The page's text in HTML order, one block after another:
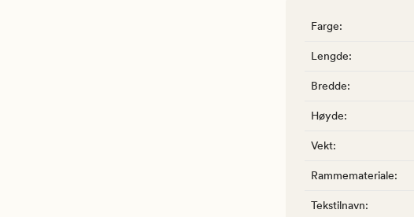
Farge:
Lengde:
Bredde:
Høyde:
Vekt:
Rammemateriale:
Tekstilnavn: